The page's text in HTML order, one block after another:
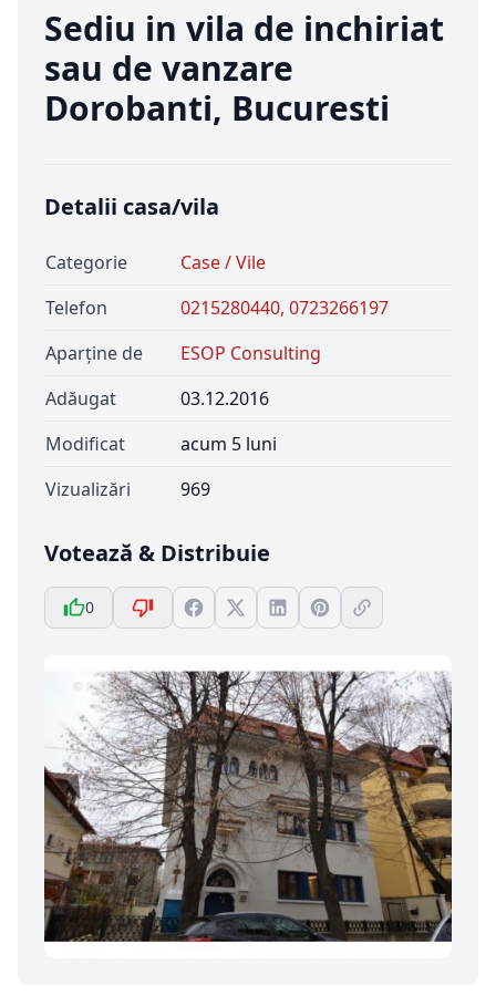
Sediu in vila de inchiriat
sau de vanzare
Dorobanti, Bucuresti
Detalii casa/vila
Categorie
Case / Vile
Telefon
0215280440, 0723266197
Aparține de
ESOP Consulting
Adăugat
03.12.2016
Modificat
acum 5 luni
Vizualizări
969
Votează & Distribuie
0